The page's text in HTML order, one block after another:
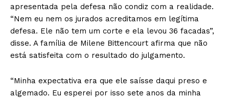
apresentada pela defesa não condiz com a realidade.
“Nem eu nem os jurados acreditamos em legítima
defesa. Ele não tem um corte e ela levou 36 facadas”,
disse. A família de Milene Bittencourt afirma que não
está satisfeita com o resultado do julgamento.
“Minha expectativa era que ele saísse daqui preso e
algemado. Eu esperei por isso sete anos da minha